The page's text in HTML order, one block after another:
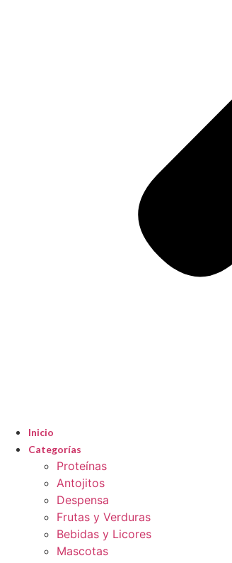
Inicio
Categorías
Proteínas
Antojitos
Despensa
Frutas y Verduras
Bebidas y Licores
Mascotas